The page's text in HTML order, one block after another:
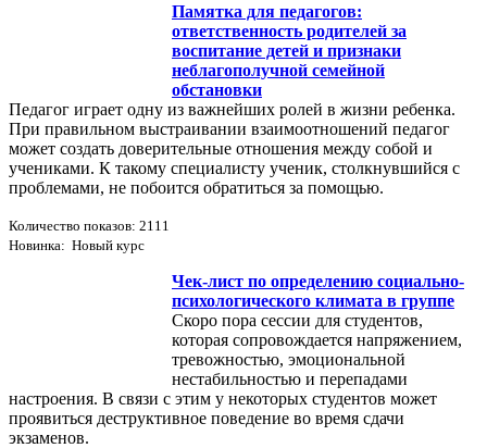
Памятка для педагогов:
ответственность родителей за
воспитание детей и признаки
неблагополучной семейной
обстановки
Педагог играет одну из важнейших ролей в жизни ребенка.
При правильном выстраивании взаимоотношений педагог
может создать доверительные отношения между собой и
учениками. К такому специалисту ученик, столкнувшийся с
проблемами, не побоится обратиться за помощью.
Количество показов: 2111
Новинка: Новый курс
Чек-лист по определению социально-
психологического климата в группе
Скоро пора сессии для студентов,
которая сопровождается напряжением,
тревожностью, эмоциональной
нестабильностью и перепадами
настроения. В связи с этим у некоторых студентов может
проявиться деструктивное поведение во время сдачи
экзаменов.